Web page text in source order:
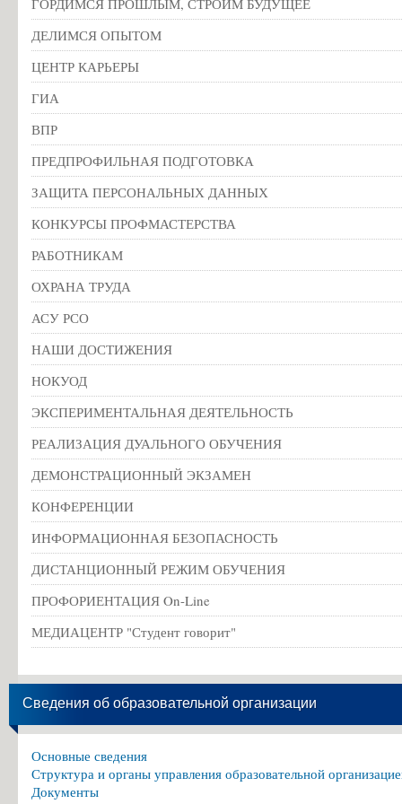
ГОРДИМСЯ ПРОШЛЫМ, СТРОИМ БУДУЩЕЕ
ДЕЛИМСЯ ОПЫТОМ
ЦЕНТР КАРЬЕРЫ
ГИА
ВПР
ПРЕДПРОФИЛЬНАЯ ПОДГОТОВКА
ЗАЩИТА ПЕРСОНАЛЬНЫХ ДАННЫХ
КОНКУРСЫ ПРОФМАСТЕРСТВА
РАБОТНИКАМ
ОХРАНА ТРУДА
АСУ РСО
НАШИ ДОСТИЖЕНИЯ
НОКУОД
ЭКСПЕРИМЕНТАЛЬНАЯ ДЕЯТЕЛЬНОСТЬ
РЕАЛИЗАЦИЯ ДУАЛЬНОГО ОБУЧЕНИЯ
ДЕМОНСТРАЦИОННЫЙ ЭКЗАМЕН
КОНФЕРЕНЦИИ
ИНФОРМАЦИОННАЯ БЕЗОПАСНОСТЬ
ДИСТАНЦИОННЫЙ РЕЖИМ ОБУЧЕНИЯ
ПРОФОРИЕНТАЦИЯ On-Line
МЕДИАЦЕНТР "Студент говорит"
Сведения об образовательной организации
Основные сведения
Структура и органы управления образовательной
Документы